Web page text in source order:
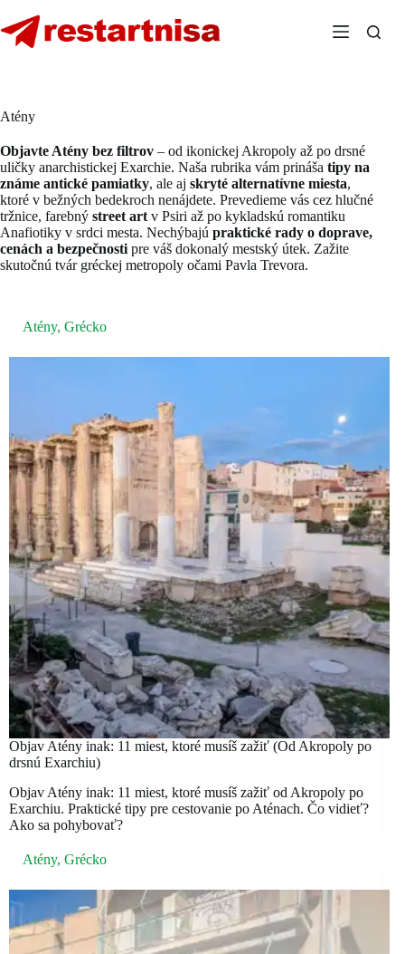
to
content
Atény
Objavte Atény bez filtrov – od ikonickej Akropoly až po drsné
uličky anarchistickej Exarchie. Naša rubrika vám prináša tipy na
známe antické pamiatky, ale aj skryté alternatívne miesta,
ktoré v bežných bedekroch nenájdete. Prevedieme vás cez hlučné
tržnice, farebný street art v Psiri až po kykladskú romantiku
Anafiotiky v srdci mesta. Nechýbajú praktické rady o doprave,
cenách a bezpečnosti pre váš dokonalý mestský útek. Zažite
skutočnú tvár gréckej metropoly očami Pavla Trevora.
Atény, Grécko
Objav Atény inak: 11 miest, ktoré musíš zažiť (Od Akropoly po
drsnú Exarchiu)
Objav Atény inak: 11 miest, ktoré musíš zažiť od Akropoly po
Exarchiu. Praktické tipy pre cestovanie po Aténach. Čo vidieť?
Ako sa pohybovať?
Atény, Grécko